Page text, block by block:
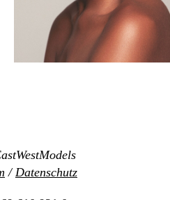
/ Datenschutz